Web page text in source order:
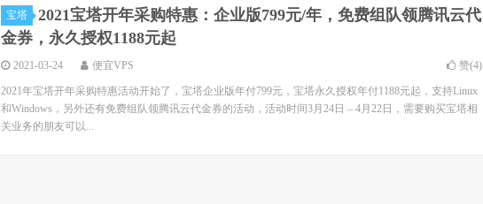
宝塔
2021宝塔开年采购特惠：企业版799元/年，免费组队领腾讯云代
金券，永久授权1188元起
2021-03-24 便宜VPS 赞(4)
2021年宝塔开年采购特惠活动开始了，宝塔企业版年付799元，宝塔永久授权年付1188元起，支持Linux
和Windows，另外还有免费组队领腾讯云代金券的活动，活动时间3月24日 – 4月22日，需要购买宝塔相
关业务的朋友可以...